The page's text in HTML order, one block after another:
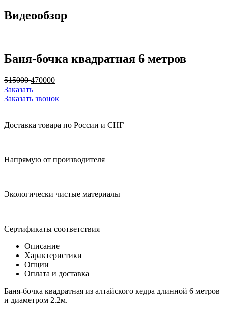
Видеообзор
Баня-бочка квадратная 6 метров
515000 470000
Заказать
Заказать звонок
Доставка товара по России и СНГ
Напрямую от производителя
Экологически чистые материалы
Сертификаты соответствия
Описание
Характеристики
Опции
Оплата и доставка
Баня-бочка квадратная из алтайского кедра длинной 6 метров
и диаметром 2.2м.